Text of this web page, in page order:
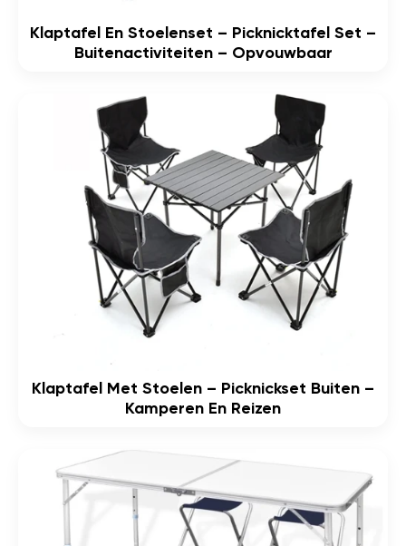
Klaptafel En Stoelenset – Picknicktafel Set –
Buitenactiviteiten – Opvouwbaar
Klaptafel Met Stoelen – Picknickset Buiten –
Kamperen En Reizen